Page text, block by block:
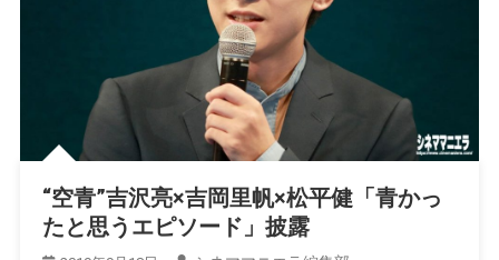
“空青”吉沢亮×吉岡里帆×松平健「青かっ
たと思うエピソード」披露